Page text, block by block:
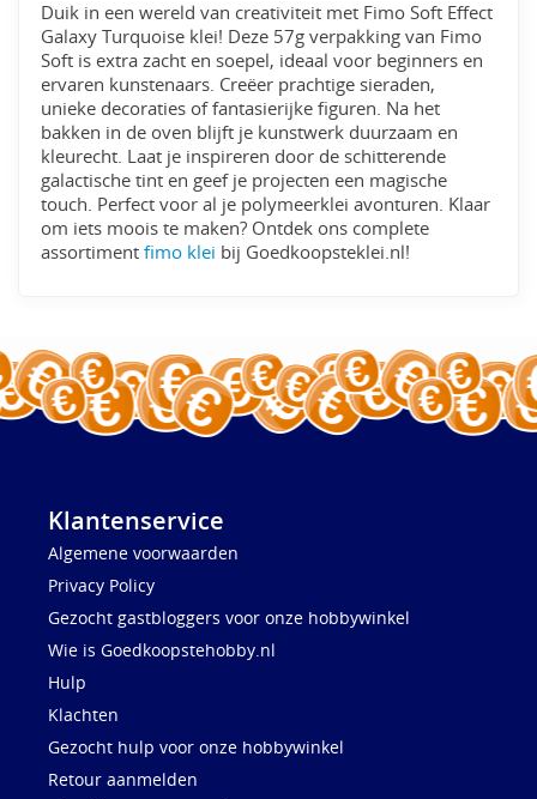
Duik in een wereld van creativiteit met Fimo Soft Effect
Galaxy Turquoise klei! Deze 57g verpakking van Fimo
Soft is extra zacht en soepel, ideaal voor beginners en
ervaren kunstenaars. Creëer prachtige sieraden,
unieke decoraties of fantasierijke figuren. Na het
bakken in de oven blijft je kunstwerk duurzaam en
kleurecht. Laat je inspireren door de schitterende
galactische tint en geef je projecten een magische
touch. Perfect voor al je polymeerklei avonturen. Klaar
om iets moois te maken? Ontdek ons complete
assortimentfimo klei bij Goedkoopsteklei.nl!
Klantenservice
Algemene voorwaarden
Privacy Policy
Gezocht gastbloggers voor onze hobbywinkel
Wie is Goedkoopstehobby.nl
Hulp
Klachten
Gezocht hulp voor onze hobbywinkel
Retour aanmelden